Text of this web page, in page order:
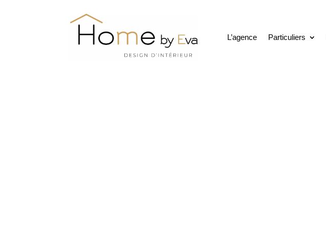
L’agence Particuliers